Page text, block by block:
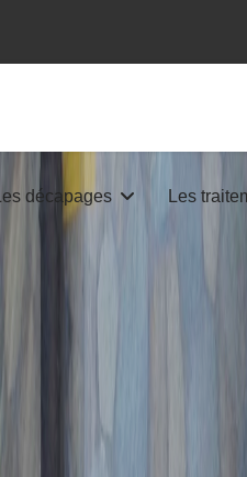
Les décapages Les